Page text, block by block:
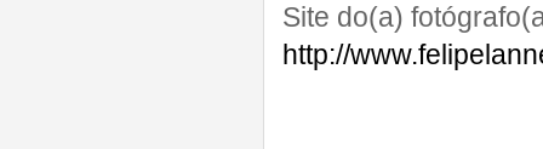
Site do(a)
http://